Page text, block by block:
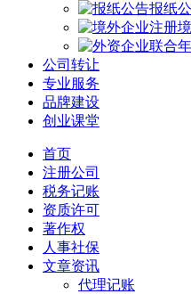
报纸
公司转让
专业服务
品牌建设
创业课堂
首页
注册公司
税务记账
资质许可
著作权
人事社保
文章资讯
代理记账